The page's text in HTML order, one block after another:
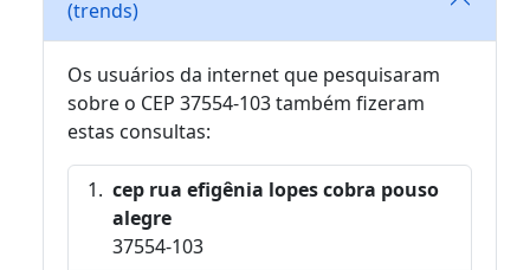
(trends)
Os usuários da internet que pesquisaram
sobre o CEP 37554-103 também fizeram
estas consultas:
cep rua efigênia lopes cobra pouso
alegre
37554-103